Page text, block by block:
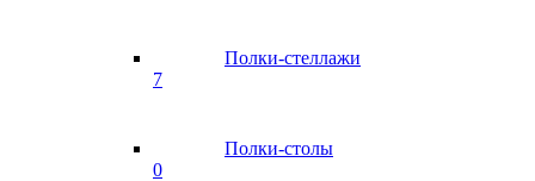
Полки-стеллажи
7
Полки-столы
0